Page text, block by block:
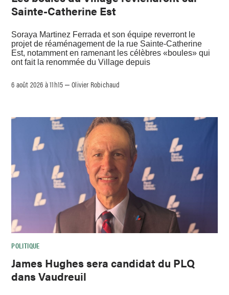
Sainte-Catherine Est
Soraya Martinez Ferrada et son équipe reverront le
projet de réaménagement de la rue Sainte-Catherine
Est, notamment en ramenant les célèbres «boules» qui
ont fait la renommée du Village depuis
6 août 2026 à 11h15 –Olivier Robichaud
POLITIQUE
James Hughes sera candidat du PLQ
dans Vaudreuil